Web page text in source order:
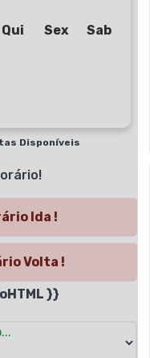
Qui Sex Sab
Disponíveis
Ida !
Volta !
}}